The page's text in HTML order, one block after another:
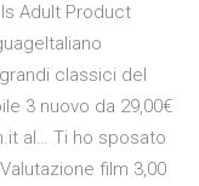
Adult Product
classici del
3 nuovo da 29,00€
al… Ti ho sposato
film 3,00